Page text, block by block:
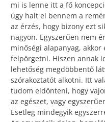
mi is lenne itt a fő
úgy halt el bennem a
az érzés, hogy bizony ezt
nagyon. Egyszerűen nem
minőségi alapanyag,
felpörgetni. Hiszen annak
lehetőség megdöbbentő
szórakoztatót alkotni. Itt
tudom eldönteni, hogy
az egészet, vagy
Esetleg mindegyik